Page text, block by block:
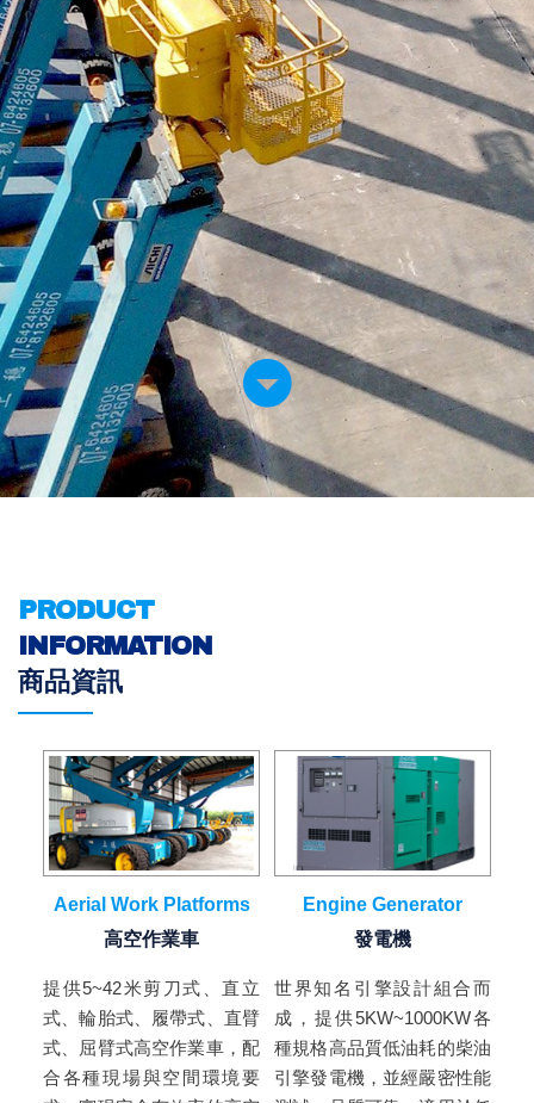
PRODUCT
INFORMATION
商品資訊
Aerial Work Platforms
高空作業車
提供5~42米剪刀式、直立
式、輪胎式、履帶式、直臂
式、屈臂式高空作業車，配
合各種現場與空間環境要
Engine Generator
發電機
世界知名引擎設計組合而
成，提供5KW~1000KW各
種規格高品質低油耗的柴油
引擎發電機，並經嚴密性能